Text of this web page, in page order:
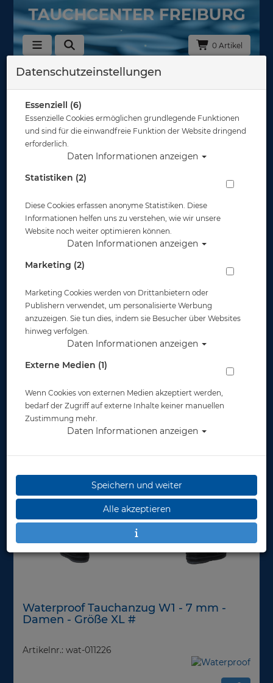
0 Artikel
Zurück
Waterproof Tauchanzug W1 - 7 mm -
Damen - Größe XL #
Artikelnr.: wat-011226
Datenschutzeinstellungen
Essenziell (6)
Essenzielle Cookies ermöglichen grundlegende Funktionen
und sind für die einwandfreie Funktion der Website dringend
erforderlich.
Daten Informationen anzeigen
Statistiken (2)
Diese Cookies erfassen anonyme Statistiken. Diese
Informationen helfen uns zu verstehen, wie wir unsere
Website noch weiter optimieren können.
Daten Informationen anzeigen
Marketing (2)
Marketing Cookies werden von Drittanbietern oder
Publishern verwendet, um personalisierte Werbung
anzuzeigen. Sie tun dies, indem sie Besucher über Websites
hinweg verfolgen.
Daten Informationen anzeigen
Externe Medien (1)
Wenn Cookies von externen Medien akzeptiert werden,
bedarf der Zugriff auf externe Inhalte keiner manuellen
Zustimmung mehr.
Daten Informationen anzeigen
Speichern und weiter
Alle akzeptieren